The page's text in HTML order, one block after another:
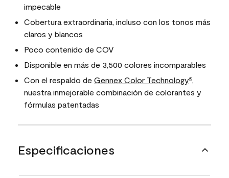
impecable
Cobertura extraordinaria, incluso con los tonos más
claros y blancos
Poco contenido de COV
Disponible en más de 3,500 colores incomparables
Con el respaldo de Gennex Color Technology®,
nuestra inmejorable combinación de colorantes y
fórmulas patentadas
Especificaciones